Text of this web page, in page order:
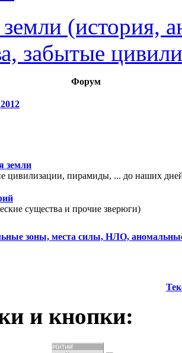
земли (история,
забытые
Форум
земли
цивилизации, пирамиды, ... до наших
существа и прочие зверюги)
зоны, места силы, НЛО,
и кнопки: